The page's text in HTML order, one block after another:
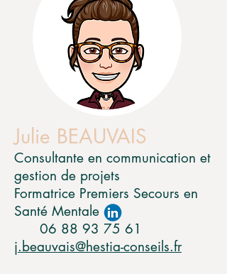
Julie BEAUVAIS
Consultante en communication et
gestion de projets
Formatrice Premiers Secours en
Santé Mentale
06 88 93 75 61
j.beauvais@hestia-conseils.fr